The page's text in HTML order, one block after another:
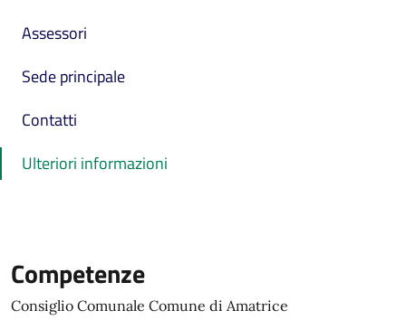
Assessori
Sede principale
Contatti
Ulteriori informazioni
Competenze
Consiglio Comunale Comune di Amatrice